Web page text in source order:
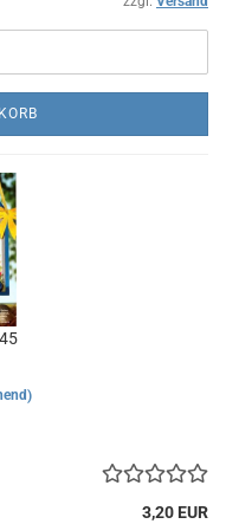
3,20 EUR